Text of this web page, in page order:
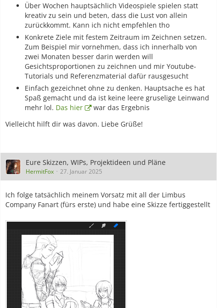
Über Wochen hauptsächlich Videospiele spielen statt
kreativ zu sein und beten, dass die Lust von allein
zurückkommt. Kann ich nicht empfehlen tho
Konkrete Ziele mit festem Zeitraum im Zeichnen setzen.
Zum Beispiel mir vornehmen, dass ich innerhalb von
zwei Monaten besser darin werden will
Gesichtsproportionen zu zeichnen und mir Youtube-
Tutorials und Referenzmaterial dafür rausgesucht
Einfach gezeichnet ohne zu denken. Hauptsache es hat
Spaß gemacht und da ist keine leere gruselige Leinwand
mehr lol. Das hier
war das Ergebnis
Vielleicht hilft dir was davon. Liebe Grüße!
Eure Skizzen, WIPs, Projektideen und Pläne
HermitFox 27. Januar 2025
Ich folge tatsächlich meinem Vorsatz mit all der Limbus
Company Fanart (fürs erste) und habe eine Skizze fertiggestellt